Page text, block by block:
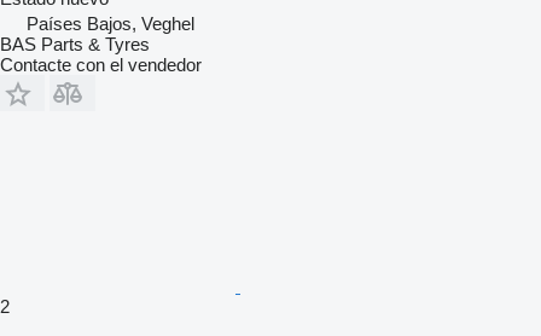
Países Bajos, Veghel
BAS Parts & Tyres
Contacte con el vendedor
2